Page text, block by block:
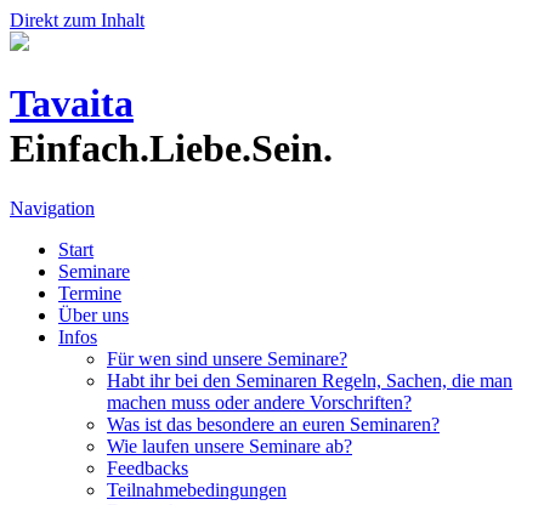
Direkt zum Inhalt
Tavaita
Einfach.Liebe.Sein.
Navigation
Start
Seminare
Termine
Über uns
Infos
Für wen sind unsere Seminare?
Habt ihr bei den Seminaren Regeln, Sachen, die man
machen muss oder andere Vorschriften?
Was ist das besondere an euren Seminaren?
Wie laufen unsere Seminare ab?
Feedbacks
Teilnahmebedingungen